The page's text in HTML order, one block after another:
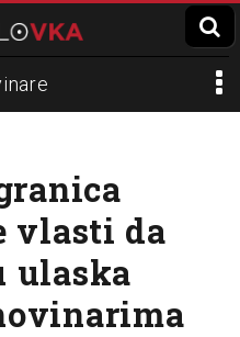
mediji
vlasti da
ulaska